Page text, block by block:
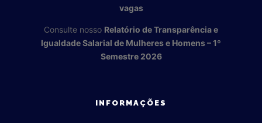
vagas
Consulte nosso Relatório de Transparência e
Igualdade Salarial de Mulheres e Homens – 1º
Semestre 2026
INFORMAÇÕES